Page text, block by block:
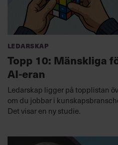
Ledarskap
Topp 10: Mänskliga
AI-eran
Ledarskap ligger på topplistan
om du jobbar i
Det visar en ny studie.